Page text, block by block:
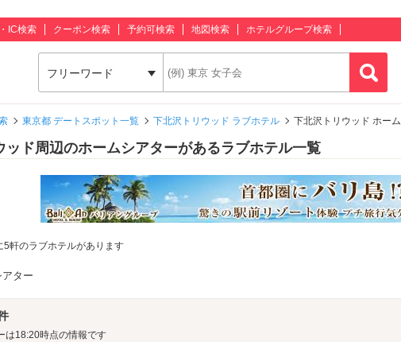
IC検索 クーポン検索 予約可検索 地図検索 ホテルグループ検索
フリーワード
東京都 デートスポット一覧 下北沢トリウッド ラブホテル 下北沢トリウッド ホー
ッド周辺のホームシアターがあるラブホテル一覧
5軒のラブホテルがあります
ター
は18:20時点の情報です